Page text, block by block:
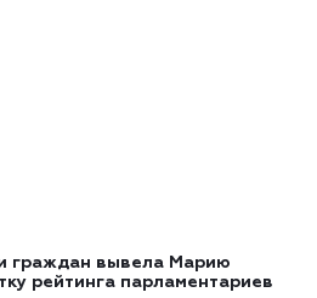
граждан вывела Марию
рейтинга парламентариев